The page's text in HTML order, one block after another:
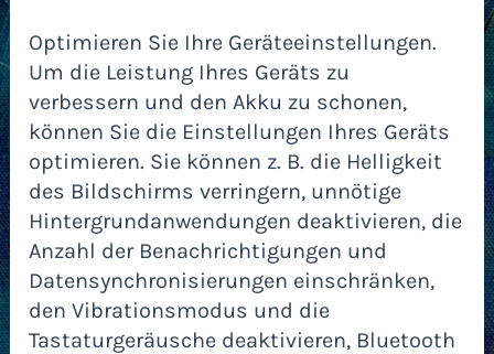
Optimieren Sie Ihre Geräteeinstellungen.
Um die Leistung Ihres Geräts zu
verbessern und den Akku zu schonen,
können Sie die Einstellungen Ihres Geräts
optimieren. Sie können z. B. die Helligkeit
des Bildschirms verringern, unnötige
Hintergrundanwendungen deaktivieren, die
Anzahl der Benachrichtigungen und
Datensynchronisierungen einschränken,
den Vibrationsmodus und die
Tastaturgeräusche deaktivieren, Bluetooth